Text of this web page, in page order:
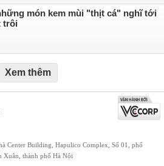
món kem mùi "thịt cá" nghĩ tới
trôi
Xem thêm
Center Building, Hapulico Complex, Số 01, phố
Xuân, thành phố Hà Nội